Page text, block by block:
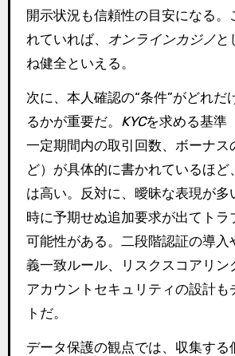
開示状況も信頼性の目安になる。
れていれば、 オンラインカジノと
ね健全といえる。
次に、本人確認の“条件”がどれだ
るかが重要だ。 KYCを求める基準
一定期間内の取引回数、ボーナス
ど）が具体的に書かれているほど
は高い。反対に、曖昧な表現が多
時に予期せぬ追加要求が出てトラ
可能性がある。二段階認証の導入
義一致ルール、リスクスコアリン
アカウントセキュリティの設計も
トだ。
データ保護の観点では、収集する